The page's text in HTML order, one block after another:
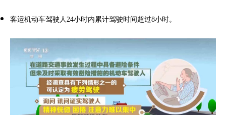
客运机动车驾驶人24小时内累计驾驶时间超过8小时。